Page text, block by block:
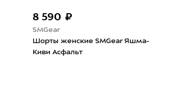
8 590 ₽
SMGear
Шорты женские SMGear Яшма-
Киви Асфальт